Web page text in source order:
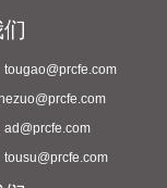
技不超26.19%
募资不超30亿元，
不超38.93亿元，
股股东皖维集团
徽股份：上半年
东方：上半年净
tougao@prcfe.com
ad@prcfe.com
tousu@prcfe.com